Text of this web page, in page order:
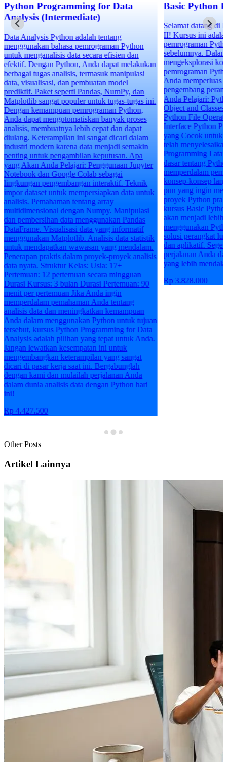
Python Programming for Data
Analysis (Intermediate)
Data Analysis Python adalah tentang
menggunakan bahasa pemrograman Python
untuk menganalisis data secara efisien dan
efektif. Dengan Python, Anda dapat melakukan
berbagai tugas analisis, termasuk manipulasi
data, visualisasi, dan pembuatan model
prediktif. Paket seperti Pandas, NumPy, dan
Matplotlib sangat populer untuk tugas-tugas ini.
Dengan kemampuan pemrograman Python,
Anda dapat mengotomatiskan banyak proses
analisis, membuatnya lebih cepat dan dapat
diulang. Keterampilan ini sangat dicari dalam
industri modern karena data menjadi semakin
penting untuk pengambilan keputusan. Apa
yang Akan Anda Pelajari: Penggunaan Jupyter
Notebook dan Google Colab sebagai
lingkungan pengembangan interaktif. Teknik
impor dataset untuk mempersiapkan data untuk
analisis. Pemahaman tentang array
multidimensional dengan Numpy. Manipulasi
dan pembersihan data menggunakan Pandas
DataFrame. Visualisasi data yang informatif
menggunakan Matplotlib. Analisis data statistik
untuk mendapatkan wawasan yang mendalam.
Penerapan praktis dalam proyek-proyek analisis
data nyata. Struktur Kelas: Usia: 17+
Pertemuan: 12 pertemuan secara mingguan
Durasi Kursus: 3 bulan Durasi Pertemuan: 90
menit per pertemuan Jika Anda ingin
memperdalam pemahaman Anda tentang
analisis data dan meningkatkan kemampuan
Anda dalam menggunakan Python untuk tujuan
tersebut, kursus Python Programming for Data
Analysis adalah pilihan yang tepat untuk Anda.
Jangan lewatkan kesempatan ini untuk
mengembangkan keterampilan yang sangat
dicari di pasar kerja saat ini. Bergabunglah
dengan kami dan mulailah perjalanan Anda
dalam dunia analisis data dengan Python hari
ini!
Rp 4.427.500
Basic Python
Selamat datang di
II! Kursus ini
pemrograman
sebelumnya.
mengeksplorasi
pemrograman
Anda memperluas
pengembang
Anda Pelajari:
Object and
Python File
Interface Python
yang Cocok untuk
telah
Programming I
dasar tentang
memperdalam
konsep-konsep
pun yang ingin
proyek Python
kursus Basic
akan menjadi lebih
menggunakan
solusi perangkat
dan aplikatif.
perjalanan Anda
yang lebih
Rp 3.828.000
Other Posts
Artikel Lainnya